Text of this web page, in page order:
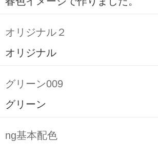
オリジナル２
オリジナル
グリーン009
グリーン
ng基本配色